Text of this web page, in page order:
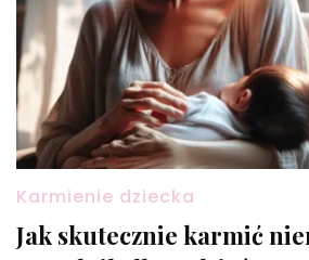
Karmienie dziecka
Jak skutecznie karmić